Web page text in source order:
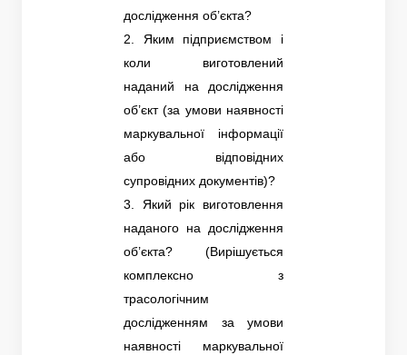
дослідження об’єкта?
2. Яким підприємством і
коли виготовлений
наданий на дослідження
об’єкт (за умови наявності
маркувальної інформації
або відповідних
супровідних документів)?
3. Який рік виготовлення
наданого на дослідження
об’єкта? (Вирішується
комплексно з
трасологічним
дослідженням за умови
наявності маркувальної